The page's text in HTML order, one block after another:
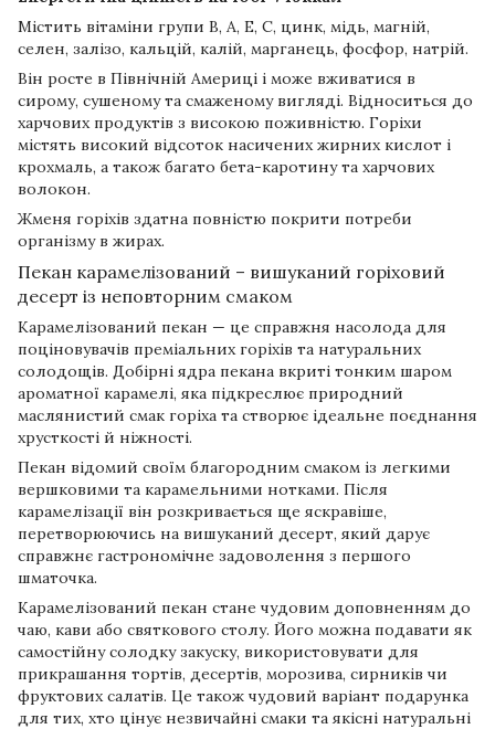
Містить вітаміни групи В, А, Е, С, цинк, мідь, магній,
селен, залізо, кальцій, калій, марганець, фосфор, натрій.
Він росте в Північній Америці і може вживатися в
сирому, сушеному та смаженому вигляді. Відноситься до
харчових продуктів з високою поживністю. Горіхи
містять високий відсоток насичених жирних кислот і
крохмаль, а також багато бета-каротину та харчових
волокон.
Жменя горіхів здатна повністю покрити потреби
організму в жирах.
Пекан карамелізований – вишуканий горіховий
десерт із неповторним смаком
Карамелізований пекан — це справжня насолода для
поціновувачів преміальних горіхів та натуральних
солодощів. Добірні ядра пекана вкриті тонким шаром
ароматної карамелі, яка підкреслює природний
маслянистий смак горіха та створює ідеальне поєднання
хрусткості й ніжності.
Пекан відомий своїм благородним смаком із легкими
вершковими та карамельними нотками. Після
карамелізації він розкривається ще яскравіше,
перетворюючись на вишуканий десерт, який дарує
справжнє гастрономічне задоволення з першого
шматочка.
Карамелізований пекан стане чудовим доповненням до
чаю, кави або святкового столу. Його можна подавати як
самостійну солодку закуску, використовувати для
прикрашання тортів, десертів, морозива, сирників чи
фруктових салатів. Це також чудовий варіант подарунка
для тих, хто цінує незвичайні смаки та якісні натуральні